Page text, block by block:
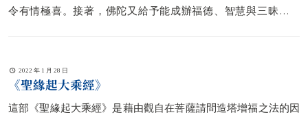
令有情極喜。接著，佛陀又給予能成辦福德、智慧與三昧的法
2022 年 1 月 28 日
《聖緣起大乘經》
這部《聖緣起大乘經》是藉由觀自在菩薩請問造塔增福之法的因